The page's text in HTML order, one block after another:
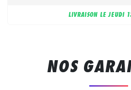
LIVRAISON LE JEUDI
NOS